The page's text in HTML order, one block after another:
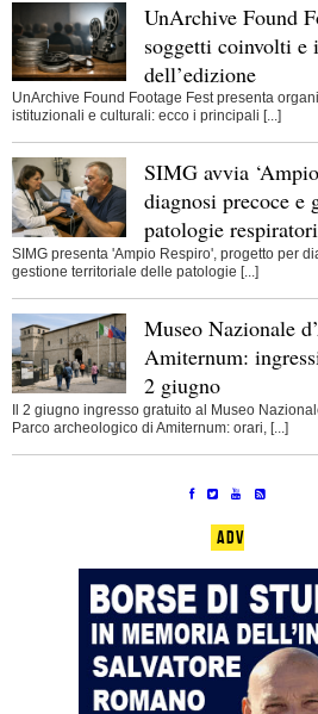
UnArchive Found
soggetti coinvolti e
dell’edizione
UnArchive Found Footage Fest presenta
istituzionali e culturali: ecco i principali [...]
SIMG avvia
diagnosi precoce e
patologie
SIMG presenta 'Ampio Respiro', progetto per
gestione territoriale delle patologie [...]
Museo Nazionale
Amiternum:
2 giugno
Il 2 giugno ingresso gratuito al Museo
Parco archeologico di Amiternum: orari, [...]
ADV